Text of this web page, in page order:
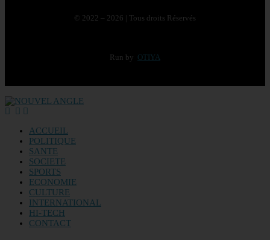
© 2022 – 2026 | Tous droits Réservés
Run by OTIYA
ACCUEIL
POLITIQUE
SANTE
SOCIETE
SPORTS
ECONOMIE
CULTURE
INTERNATIONAL
HI-TECH
CONTACT